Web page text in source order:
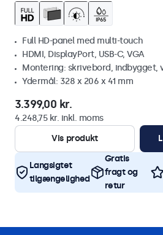
Full HD-panel med multi-touch
HDMI, DisplayPort, USB-C, VGA
Montering: skrivebord, indbygget,
Ydermål: 328 x 206 x 41 mm
3.399,00 kr.
4.248,75 kr. inkl. moms
Vis produkt
Langsigtet
tilgængelighed
Gratis
fragt og
retur